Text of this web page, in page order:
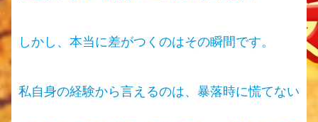
しかし、本当に差がつくのはその瞬間です。
私自身の経験から言えるのは、暴落時に慌てない